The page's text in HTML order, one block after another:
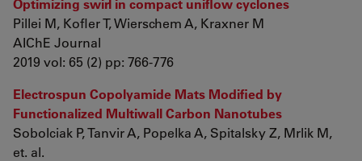
Optimizing swirl in compact uniflow cyclones
Pillei M, Kofler T, Wierschem A, Kraxner M
AIChE Journal
2019 vol: 65 (2) pp: 766-776
Electrospun Copolyamide Mats Modified by
Functionalized Multiwall Carbon Nanotubes
Sobolciak P, Tanvir A, Popelka A, Spitalsky Z, Mrlik M,
et. al.